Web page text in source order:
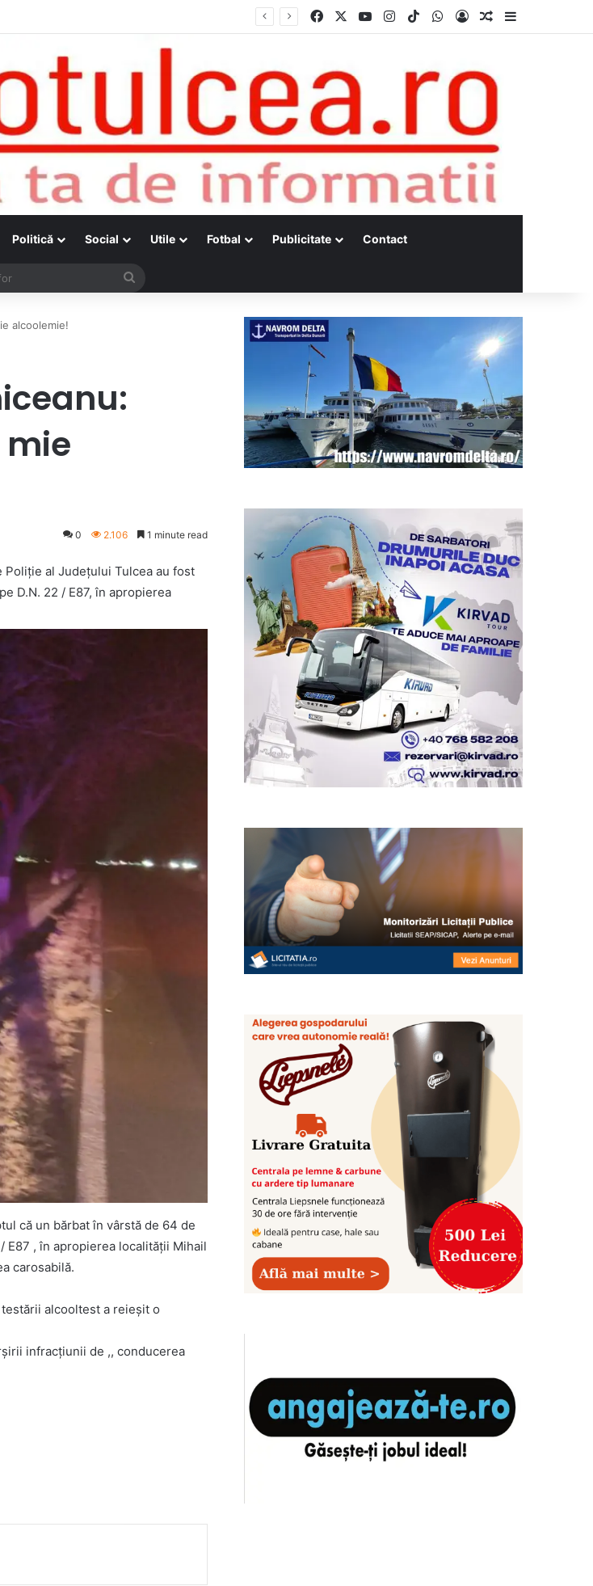
care vor lua parte la Festivalul Folk Țestos Facebook YouTubeInstagram
TikTokWhatsApp
Log InRandom Article
Politică Social Utile Fotbal Publicitate Contact
Search
alcoolemie!
mie
0 2.106 1 minute read
al Județului Tulcea au fost
D.N. 22 / E87, în apropierea
că un bărbat în vârstă de 64 de
E87 , în apropierea localității Mihail
carosabilă.
alcooltest a reieșit o
infracțiunii de ,, conducerea